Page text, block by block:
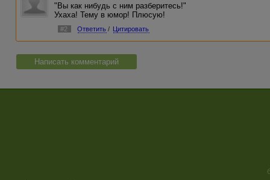
"Вы как нибудь с ним разберитесь!"
Ухаха! Тему в юмор! Плюсую!
#2 Ответить / Цитировать
Написать комментарий